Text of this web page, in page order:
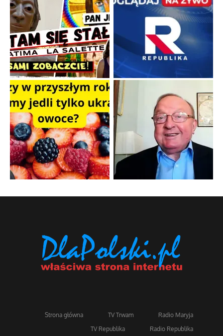
Strona główna TV Trwam
Radio Maryja
TV Republika
Radio Republika